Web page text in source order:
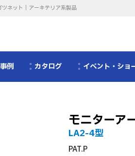
ネット｜アーキテリア系製品
例 カタログ イベント・ショ
モニターア
LA2-4型
PAT.P